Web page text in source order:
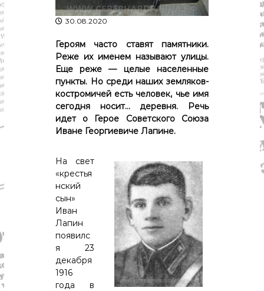
р
а
д
а
"
К
т
р
м
ы
и
о
с
м
с
к
о
й
о
б
л
а
с
т
и
30.08.2020
Героям часто ставят памятники.
Реже их именем называют улицы.
Еще реже — целые населенные
пункты. Но среди наших земляков-
костромичей есть человек, чье имя
сегодня носит… деревня. Речь
идет о Герое Советского Союза
Иване Георгиевиче Лапине.
На свет
«крестья
нский
сын»
Иван
Лапин
появилс
я 23
декабря
1916
года в